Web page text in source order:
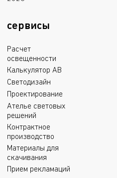
сервисы
Расчет
освещенности
Калькулятор АВ
Светодизайн
Проектирование
Ателье световых
решений
Контрактное
производство
Материалы для
скачивания
Прием рекламаций